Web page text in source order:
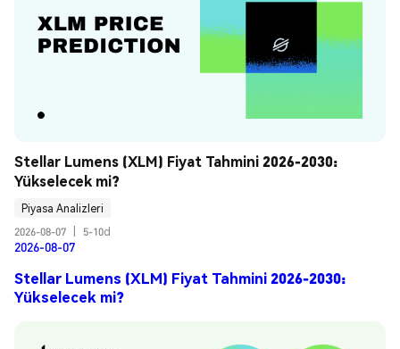
Stellar Lumens (XLM) Fiyat Tahmini 2026-2030:
Yükselecek mi?
Piyasa Analizleri
2026-08-07
5-10d
2026-08-07
Stellar Lumens (XLM) Fiyat Tahmini 2026-2030:
Yükselecek mi?